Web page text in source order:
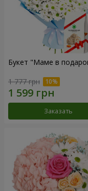
Букет "Маме в
1 777 грн
Заказать